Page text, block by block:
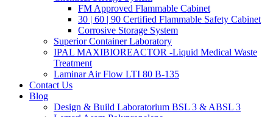
FM Approved Flammable Cabinet
30 | 60 | 90 Certified Flammable Safety Cabinet
Corrosive Storage System
Superior Container Laboratory
IPAL MAXIBIOREACTOR -Liquid Medical Waste
Treatment
Laminar Air Flow LTI 80 B-135
Contact Us
Blog
Design & Build Laboratorium BSL 3 & ABSL 3